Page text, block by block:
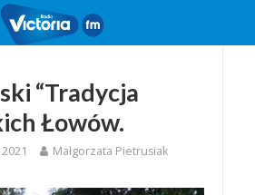
“Tradycja
Łowów.
Małgorzata Pietrusiak